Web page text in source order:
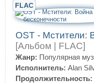
FLAC
OST - Мстители:
[Альбом | FLAC]
Жанр: Популярная
Исполнитель: Alan
Продолжительность: